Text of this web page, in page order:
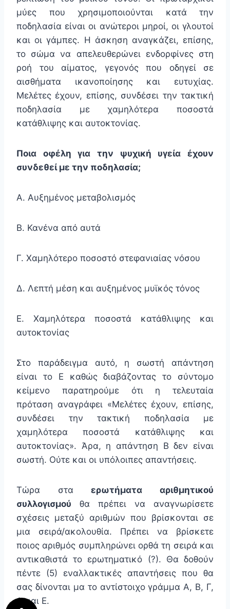
μύες που χρησιμοποιούνται κατά την
ποδηλασία είναι οι ανώτεροι μηροί, οι γλουτοί
και οι γάμπες. Η άσκηση αναγκάζει, επίσης,
το σώμα να απελευθερώνει ενδορφίνες στη
ροή του αίματος, γεγονός που οδηγεί σε
αισθήματα ικανοποίησης και ευτυχίας.
Μελέτες έχουν, επίσης, συνδέσει την τακτική
ποδηλασία με χαμηλότερα ποσοστά
κατάθλιψης και αυτοκτονίας.
Ποια οφέλη για την ψυχική υγεία έχουν
συνδεθεί με την ποδηλασία;
Α. Αυξημένος μεταβολισμός
Β. Κανένα από αυτά
Γ. Χαμηλότερο ποσοστό στεφανιαίας νόσου
Δ. Λεπτή μέση και αυξημένος μυϊκός τόνος
Ε. Χαμηλότερα ποσοστά κατάθλιψης και
αυτοκτονίας
Στο παράδειγμα αυτό, η σωστή απάντηση
είναι το Ε καθώς διαβάζοντας το σύντομο
κείμενο παρατηρούμε ότι η τελευταία
πρόταση αναγράφει «Μελέτες έχουν, επίσης,
συνδέσει την τακτική ποδηλασία με
χαμηλότερα ποσοστά κατάθλιψης και
αυτοκτονίας». Άρα, η απάντηση Β δεν είναι
σωστή. Ούτε και οι υπόλοιπες απαντήσεις.
Τώρα σταερωτήματα αριθμητικού
συλλογισμού θα πρέπει να αναγνωρίσετε
σχέσεις μεταξύ αριθμών που βρίσκονται σε
μια σειρά/ακολουθία. Πρέπει να βρίσκετε
ποιος αριθμός συμπληρώνει ορθά τη σειρά και
αντικαθιστά το ερωτηματικό (?). Θα δοθούν
πέντε (5) εναλλακτικές απαντήσεις που θα
σας δίνονται μα το αντίστοιχο γράμμα Α, Β, Γ,
Δ και Ε.